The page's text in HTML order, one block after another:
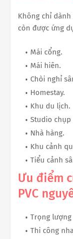
Không chỉ
còn được ứng
Mái cổng.
Mái hiên.
Chòi nghỉ
Homestay.
Khu du lịch.
Studio chụp
Nhà hàng.
Khu cảnh
Tiểu cảnh
Ưu điểm
PVC
Trọng
Thi công